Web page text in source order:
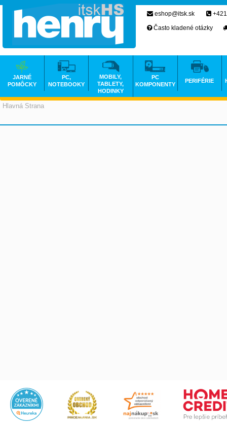
Hlavná Strana
eshop@itsk.sk
Často kladené otázky
JARNÉ
POMÔCKY
PC,
NOTEBOOKY
MOBILY,
TABLETY,
HODINKY
PC
KOMPONENTY
PERIFÉRIE